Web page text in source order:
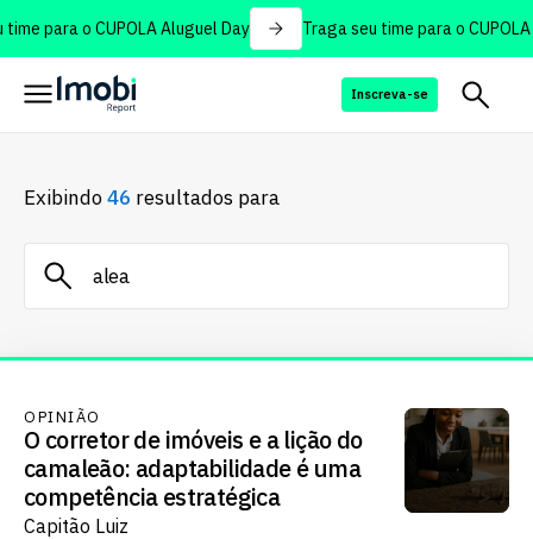
para o CUPOLA Aluguel Day Traga seu time para o CUPOLA
Inscreva-se
Exibindo46 resultados para
OPINIÃO
O corretor de imóveis e a lição do
camaleão: adaptabilidade é uma
competência estratégica
Capitão Luiz